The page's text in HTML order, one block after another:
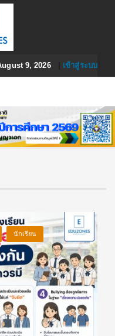
9, 2026| เข้าสู่ระบบ
นักเรียน